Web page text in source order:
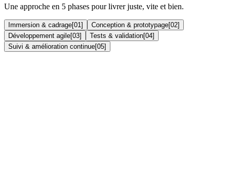
Une approche en 5 phases pour livrer juste, vite et bien.
Immersion & cadrage[01] Conception & prototypage[02]
Développement agile[03] Tests & validation[04]
Suivi & amélioration continue[05]